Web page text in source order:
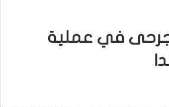
و 5 جرحى في عملية